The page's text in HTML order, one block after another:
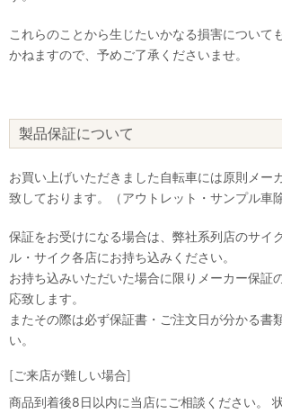
これらのことから生じたいかなる損害について
かねますので、予めご了承くださいませ。
製品保証について
お買い上げいただきました自転車には原則メー
致しております。（アウトレット・サンプル車除
保証をお受けになる場合は、弊社系列店のサイ
ル・サイク各店にお持ち込みください。
お持ち込みいただいた場合に限りメーカー保証
応致します。
またその際は必ず保証書・ご注文日が分かる書
い。
[ご来店が難しい場合]
商品到着後8日以内に当店にご相談ください。